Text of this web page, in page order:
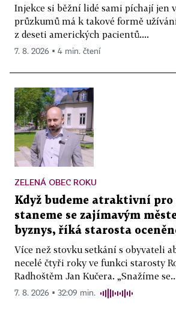
Injekce si běžní lidé sami píchají jen
průzkumů má k takové formě
z deseti amerických pacientů....
7. 8. 2026 ▪ 4 min. čtení
ZELENÁ OBEC ROKU
Když budeme atraktivní pro
staneme se zajímavým
byznys, říká starosta
Více než stovku setkání s obyvateli
necelé čtyři roky ve funkci starosty
Radhoštěm Jan Kučera. „Snažíme
7. 8. 2026 ▪ 32:09 min.